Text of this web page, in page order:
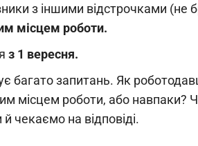
з іншими відстрочками
місцем роботи.
з 1 вересня.
багато запитань. Як
місцем роботи, або навпаки?
чекаємо на відповіді.